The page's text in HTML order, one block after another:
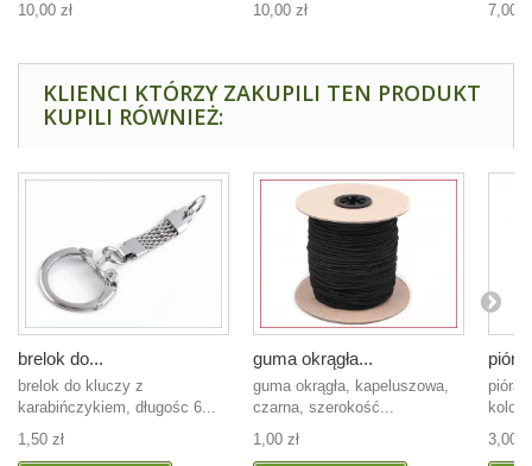
10,00 zł 10,00 zł 7,00
KLIENCI KTÓRZY ZAKUPILI TEN PRODUKT
KUPILI RÓWNIEŻ:
brelok do...
brelok do kluczy z
karabińczykiem, długośc 6...
1,50 zł
guma okrągła...
guma okrągła, kapeluszowa,
czarna, szerokość...
1,00 zł
pióra
pióra
kolor
3,00